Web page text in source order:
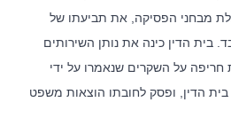
מבחני הפסיקה, את תביעתו של
בית הדין כינה את נותן השירותים
חריפה על השקרים שנאמרו על ידי
בית הדין, ופסק לחובתו הוצאות משפט